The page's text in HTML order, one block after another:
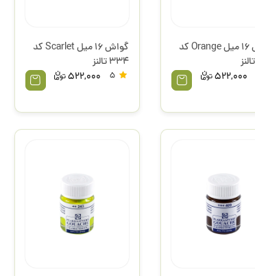
گواش 16 میل Orange کد
522,000
گواش 16 میل Scarlet کد
334 تالنز
522,000